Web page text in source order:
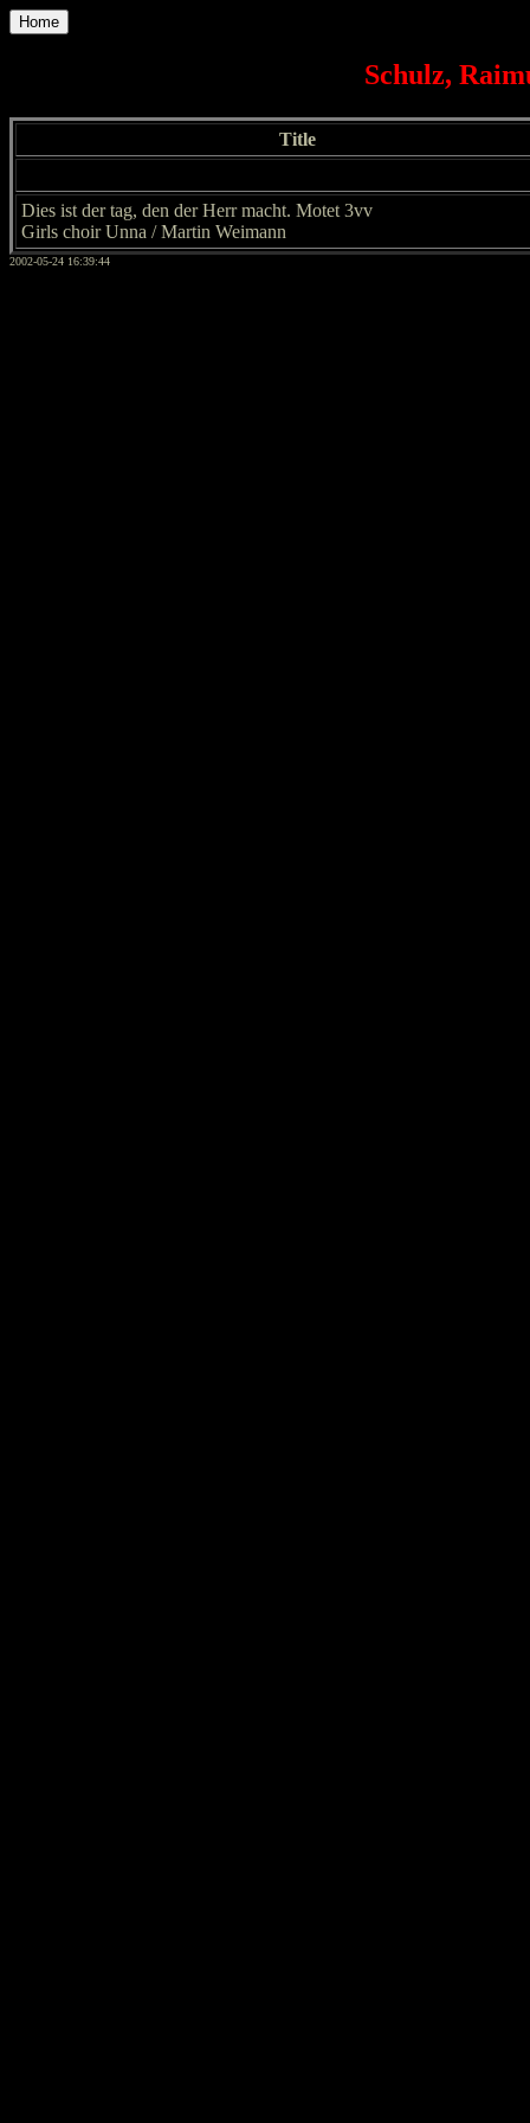
Home
Schulz,
Title
Dies ist der tag, den der Herr macht. Motet 3vv
Girls choir Unna / Martin Weimann
2002-05-24 16:39:44